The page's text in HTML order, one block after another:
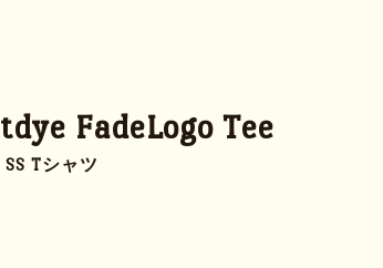
FadeLogo Tee
Tシャツ